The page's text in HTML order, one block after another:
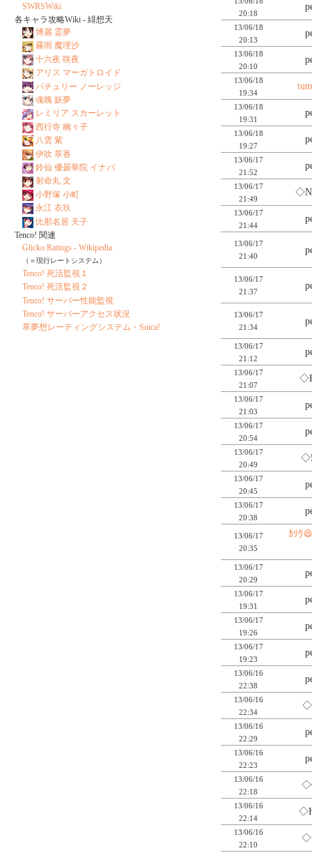
20:18
13/06/18
20:13
13/06/18
20:10
13/06/18
19:34
13/06/18
19:31
13/06/18
19:27
13/06/17
21:52
13/06/17
21:49
13/06/17
21:44
13/06/17
21:40
13/06/17
21:37
13/06/17
21:34
13/06/17
21:12
13/06/17
21:07
13/06/17
21:03
13/06/17
20:54
13/06/17
20:49
13/06/17
20:45
13/06/17
20:38
13/06/17
20:35
ｶﾘｳ
13/06/17
20:29
13/06/17
19:31
13/06/17
19:26
13/06/17
19:23
13/06/16
22:38
13/06/16
22:34
13/06/16
22:29
13/06/16
22:23
13/06/16
22:18
13/06/16
22:14
13/06/16
22:10
SWRSWiki
各キャラ攻略Wiki - 緋想天
博麗 霊夢
霧雨 魔理沙
十六夜 咲夜
アリス マーガトロイド
パチュリー ノーレッジ
魂魄 妖夢
レミリア スカーレット
西行寺 幽々子
八雲 紫
伊吹 萃香
鈴仙 優曇華院 イナバ
射命丸 文
小野塚 小町
永江 衣玖
比那名居 天子
Tenco! 関連
Glicko Ratings - Wikipedia
（＝現行レートシステム）
Tenco! 死活監視１
Tenco! 死活監視２
Tenco! サーバー性能監視
Tenco! サーバーアクセス状況
萃夢想レーティングシステム・Suica!